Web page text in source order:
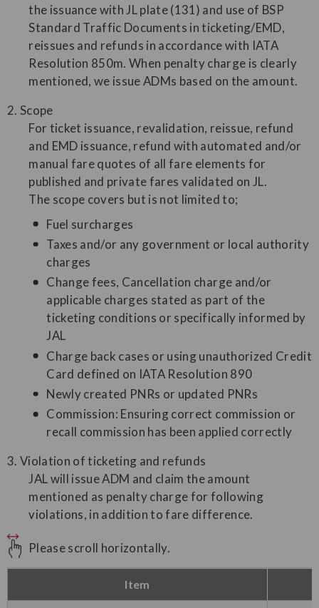
the issuance with JL plate (131) and use of BSP
Standard Traffic Documents in ticketing/EMD,
reissues and refunds in accordance with IATA
Resolution 850m. When penalty charge is clearly
mentioned, we issue ADMs based on the amount.
2. Scope
For ticket issuance, revalidation, reissue, refund
and EMD issuance, refund with automated and/or
manual fare quotes of all fare elements for
published and private fares validated on JL.
The scope covers but is not limited to;
Fuel surcharges
Taxes and/or any government or local authority
charges
Change fees, Cancellation charge and/or
applicable charges stated as part of the
ticketing conditions or specifically informed by
JAL
Charge back cases or using unauthorized Credit
Card defined on IATA Resolution 890
Newly created PNRs or updated PNRs
Commission: Ensuring correct commission or
recall commission has been applied correctly
3. Violation of ticketing and refunds
JAL will issue ADM and claim the amount
mentioned as penalty charge for following
violations, in addition to fare difference.
Please scroll horizontally.
Item